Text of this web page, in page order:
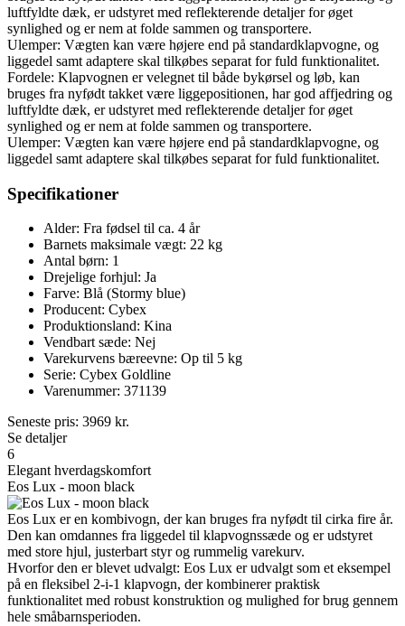
luftfyldte dæk, er udstyret med reflekterende detaljer for øget
synlighed og er nem at folde sammen og transportere.
Ulemper: Vægten kan være højere end på standardklapvogne, og
liggedel samt adaptere skal tilkøbes separat for fuld funktionalitet.
Fordele: Klapvognen er velegnet til både bykørsel og løb, kan
bruges fra nyfødt takket være liggepositionen, har god affjedring og
luftfyldte dæk, er udstyret med reflekterende detaljer for øget
synlighed og er nem at folde sammen og transportere.
Ulemper: Vægten kan være højere end på standardklapvogne, og
liggedel samt adaptere skal tilkøbes separat for fuld funktionalitet.
Specifikationer
Alder: Fra fødsel til ca. 4 år
Barnets maksimale vægt: 22 kg
Antal børn: 1
Drejelige forhjul: Ja
Farve: Blå (Stormy blue)
Producent: Cybex
Produktionsland: Kina
Vendbart sæde: Nej
Varekurvens bæreevne: Op til 5 kg
Serie: Cybex Goldline
Varenummer: 371139
Seneste pris: 3969 kr.
Se detaljer
6
Elegant hverdagskomfort
Eos Lux - moon black
Eos Lux er en kombivogn, der kan bruges fra nyfødt til cirka fire år.
Den kan omdannes fra liggedel til klapvognssæde og er udstyret
med store hjul, justerbart styr og rummelig varekurv.
Hvorfor den er blevet udvalgt: Eos Lux er udvalgt som et eksempel
på en fleksibel 2-i-1 klapvogn, der kombinerer praktisk
funktionalitet med robust konstruktion og mulighed for brug gennem
hele småbarnsperioden.